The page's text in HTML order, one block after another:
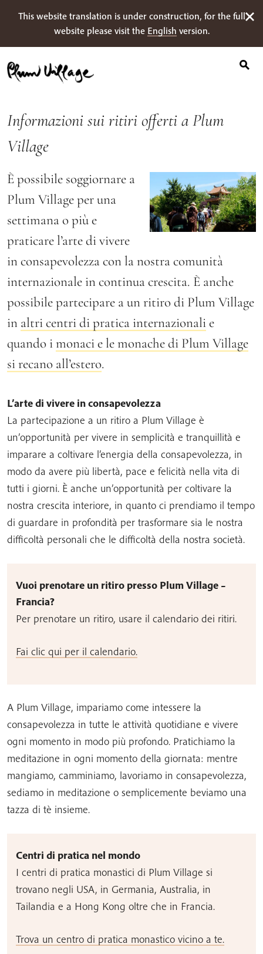
This website translation is under construction, for the full
website please visit the English version.
per:
Informazioni sui ritiri offerti a Plum
Village
È possibile soggiornare a
Plum Village per una
settimana o più e
praticare l’arte di vivere
in consapevolezza con la nostra comunità
internazionale in continua crescita. È anche
possibile partecipare a un ritiro di Plum Village
in altri centri di pratica internazionalie
quando imonaci e le monache di Plum Village
si recano all’estero.
L’arte di vivere in consapevolezza
La partecipazione a un ritiro a Plum Village è
un’opportunità per vivere in semplicità e tranquillità e
imparare a coltivare l’energia della consapevolezza, in
modo da avere più libertà, pace e felicità nella vita di
tutti i giorni. È anche un’opportunità per coltivare la
nostra crescita interiore, in quanto ci prendiamo il tempo
di guardare in profondità per trasformare sia le nostra
difficoltà personali che le difficoltà della nostra società.
Vuoi prenotare un ritiro presso Plum Village –
Francia?
Per prenotare un ritiro, usare il calendario dei ritiri.
Fai clic qui per il calendario.
A Plum Village, impariamo come intessere la
consapevolezza in tutte le attività quotidiane e vivere
ogni momento in modo più profondo. Pratichiamo la
meditazione in ogni momento della giornata: mentre
mangiamo, camminiamo, lavoriamo in consapevolezza,
sediamo in meditazione o semplicemente beviamo una
tazza di tè insieme.
Centri di pratica nel mondo
I centri di pratica monastici di Plum Village si
trovano negli USA, in Germania, Australia, in
Tailandia e a Hong Kong oltre che in Francia.
Trova un centro di pratica monastico vicino a te.